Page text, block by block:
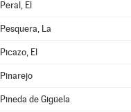
Peral, El
Pesquera, La
Picazo, El
Pinarejo
Pineda de Gigüela